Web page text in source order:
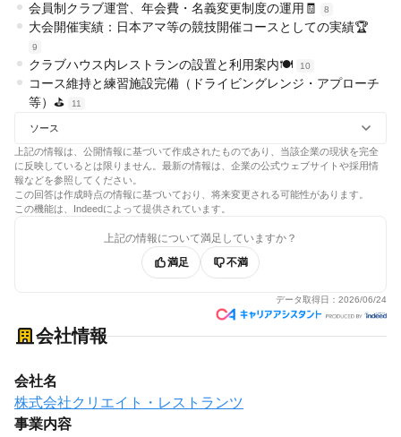
会員制クラブ運営、年会費・名義変更制度の運用🧾 8
大会開催実績：日本アマ等の競技開催コースとしての実績🏆
9
クラブハウス内レストランの設置と利用案内🍽️ 10
コース維持と練習施設完備（ドライビングレンジ・アプローチ
等）⛳
11
ソース
上記の情報は、公開情報に基づいて作成されたものであり、当該企業の現状を完全
に反映しているとは限りません。最新の情報は、企業の公式ウェブサイトや採用情
報などを参照してください。
この回答は作成時点の情報に基づいており、将来変更される可能性があります。
この機能は、Indeedによって提供されています。
上記の情報について満足していますか？
満足
不満
データ取得日： 2026/06/24
会社情報
会社名
株式会社クリエイト・レストランツ
事業内容